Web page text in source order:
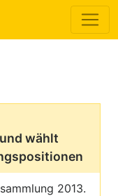
wählt
2013.